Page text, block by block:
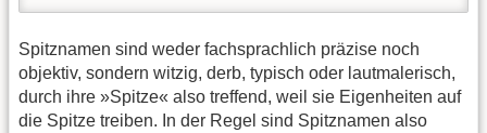
Spitznamen sind weder fachsprachlich präzise noch
objektiv, sondern witzig, derb, typisch oder lautmalerisch,
durch ihre »Spitze« also treffend, weil sie Eigenheiten auf
die Spitze treiben. In der Regel sind Spitznamen also